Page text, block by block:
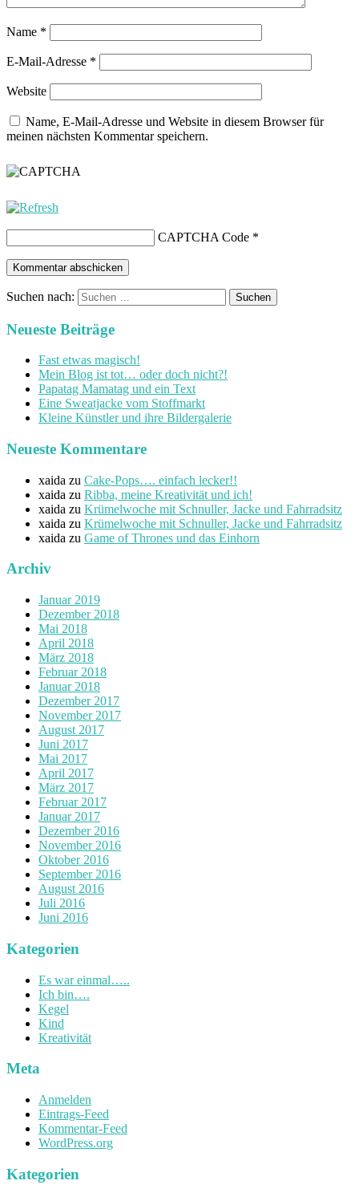
Name *
E-Mail-Adresse *
Website
Name, E-Mail-Adresse und Website in diesem Browser für
meinen nächsten Kommentar speichern.
CAPTCHA Code *
Suchen nach:
Neueste Beiträge
Fast etwas magisch!
Mein Blog ist tot… oder doch nicht?!
Papatag Mamatag und ein Text
Eine Sweatjacke vom Stoffmarkt
Kleine Künstler und ihre Bildergalerie
Neueste Kommentare
xaida zu Cake-Pops…. einfach lecker!!
xaida zu Ribba, meine Kreativität und ich!
xaida zu Krümelwoche mit Schnuller, Jacke und Fahrradsitz
xaida zu Krümelwoche mit Schnuller, Jacke und Fahrradsitz
xaida zu Game of Thrones und das Einhorn
Archiv
Januar 2019
Dezember 2018
Mai 2018
April 2018
März 2018
Februar 2018
Januar 2018
Dezember 2017
November 2017
August 2017
Juni 2017
Mai 2017
April 2017
März 2017
Februar 2017
Januar 2017
Dezember 2016
November 2016
Oktober 2016
September 2016
August 2016
Juli 2016
Juni 2016
Kategorien
Es war einmal…..
Ich bin….
Kegel
Kind
Kreativität
Meta
Anmelden
Eintrags-Feed
Kommentar-Feed
WordPress.org
Kategorien